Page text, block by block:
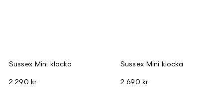
Sussex Mini klocka
2 290 kr
Sussex Mini klocka
2 690 kr